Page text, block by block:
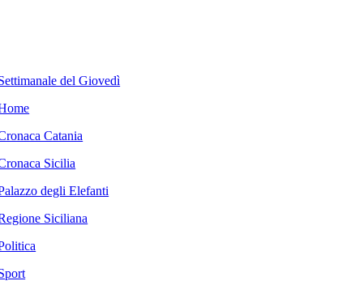
del Giovedì
Catania
Sicilia
degli Elefanti
Siciliana